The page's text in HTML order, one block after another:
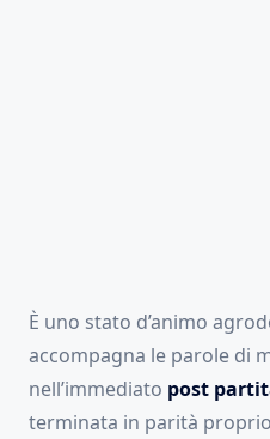
È uno stato d’animo
accompagna le parole di
nell’immediato post
terminata in parità